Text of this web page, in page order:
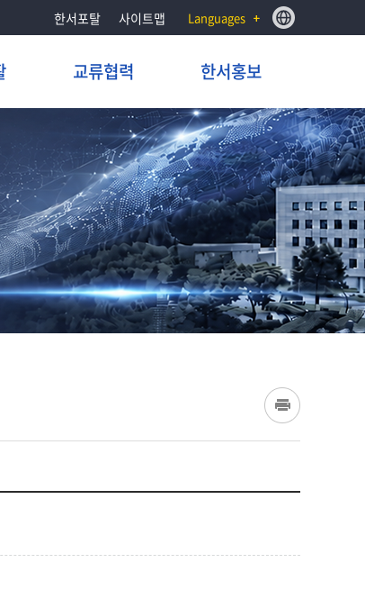
한서포탈 사이트맵 Languages
교류협력 한서홍보